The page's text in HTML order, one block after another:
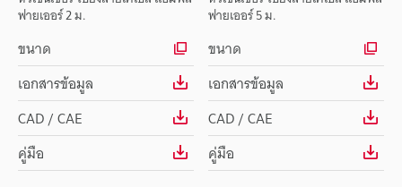
ฟายเออร์ 2 ม.
ขนาด
เอกสารข้อมูล
CAD / CAE
คู่มือ
ฟายเออร์ 5 ม.
ขนาด
เอกสารข้อมูล
CAD / CAE
คู่มือ